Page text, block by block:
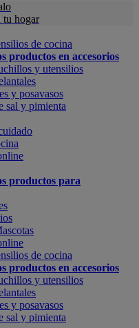
tu hogar
de cocina
productos en accesorios
y utensilios
y posavasos
sal y pimienta
productos para
de cocina
productos en accesorios
y utensilios
y posavasos
sal y pimienta